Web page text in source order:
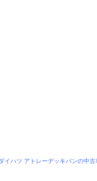
イハツ アトレーデッキバンの中